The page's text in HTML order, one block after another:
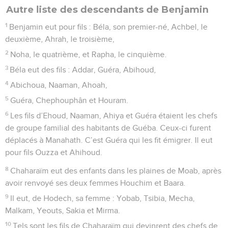
Autre liste des descendants de Benjamin
1 Benjamin eut pour fils : Béla, son premier-né, Achbel, le
deuxième, Ahrah, le troisième,
2 Noha, le quatrième, et Rapha, le cinquième.
3 Béla eut des fils : Addar, Guéra, Abihoud,
4 Abichoua, Naaman, Ahoah,
5 Guéra, Chephouphân et Houram.
6 Les fils d’Ehoud, Naaman, Ahiya et Guéra étaient les chefs
de groupe familial des habitants de Guéba. Ceux-ci furent
déplacés à Manahath. C’est Guéra qui les fit émigrer. Il eut
pour fils Ouzza et Ahihoud.
8 Chaharaïm eut des enfants dans les plaines de Moab, après
avoir renvoyé ses deux femmes Houchim et Baara.
9 Il eut, de Hodech, sa femme : Yobab, Tsibia, Mecha,
Malkam, Yeouts, Sakia et Mirma.
10 Tels sont les fils de Chaharaïm qui devinrent des chefs de